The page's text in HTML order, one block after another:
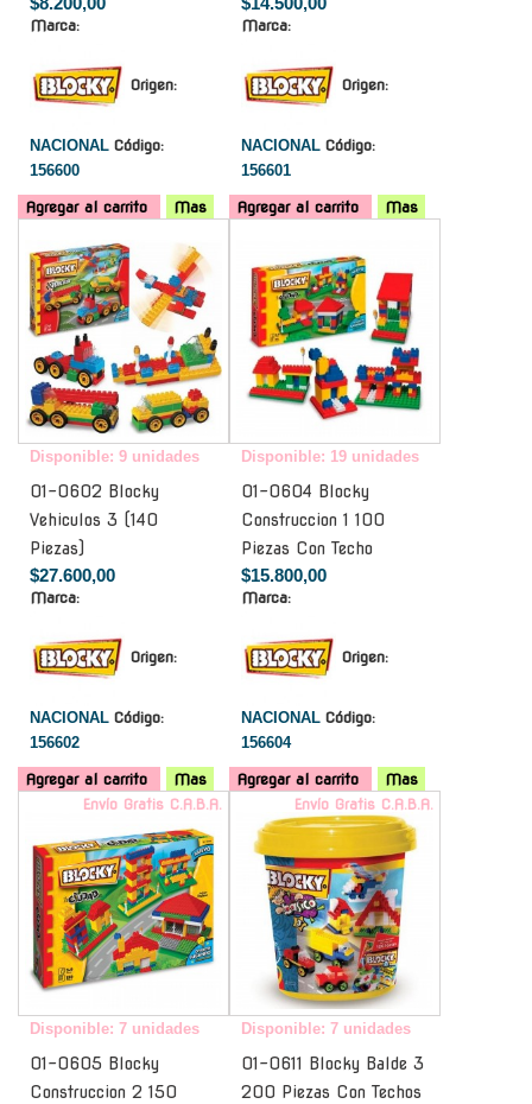
Marca:
Origen:
NACIONAL Código:
156600
Agregar al carrito Mas
Marca:
Origen:
NACIONAL Código:
156601
Agregar al carrito
Mas
Disponible: 9 unidades
01-0602 Blocky
Vehiculos 3 (140
Piezas)
$27.600,00
Marca:
Origen:
NACIONAL Código:
156602
Agregar al carrito Mas
Disponible: 19 unidades
01-0604 Blocky
Construccion 1 100
Piezas Con Techo
$15.800,00
Marca:
Origen:
NACIONAL Código:
156604
Agregar al carrito
Mas
Envío Gratis C.A.B.A.
Disponible: 7 unidades
01-0605 Blocky
Construccion 2 150
Envío Gratis C.A.B.A.
Disponible: 7 unidades
01-0611 Blocky Balde 3
200 Piezas Con Techos